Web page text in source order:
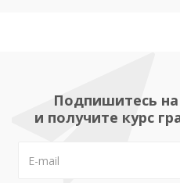
Подпишитесь
и получите курс